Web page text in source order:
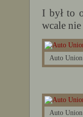
I był to
wcale
Auto
Auto